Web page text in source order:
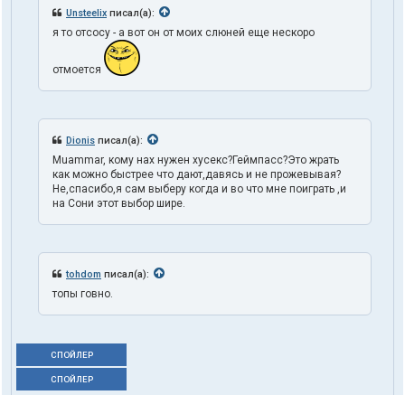
Unsteelix писал(а):
я то отсосу - а вот он от моих слюней еще нескоро
отмоется
Dionis писал(а):
Muammar, кому нах нужен хусекс?Геймпасс?Это жрать
как можно быстрее что дают,давясь и не прожевывая?
Не,спасибо,я сам выберу когда и во что мне поиграть ,и
на Сони этот выбор шире.
tohdom писал(а):
топы говно.
СПОЙЛЕР
СПОЙЛЕР